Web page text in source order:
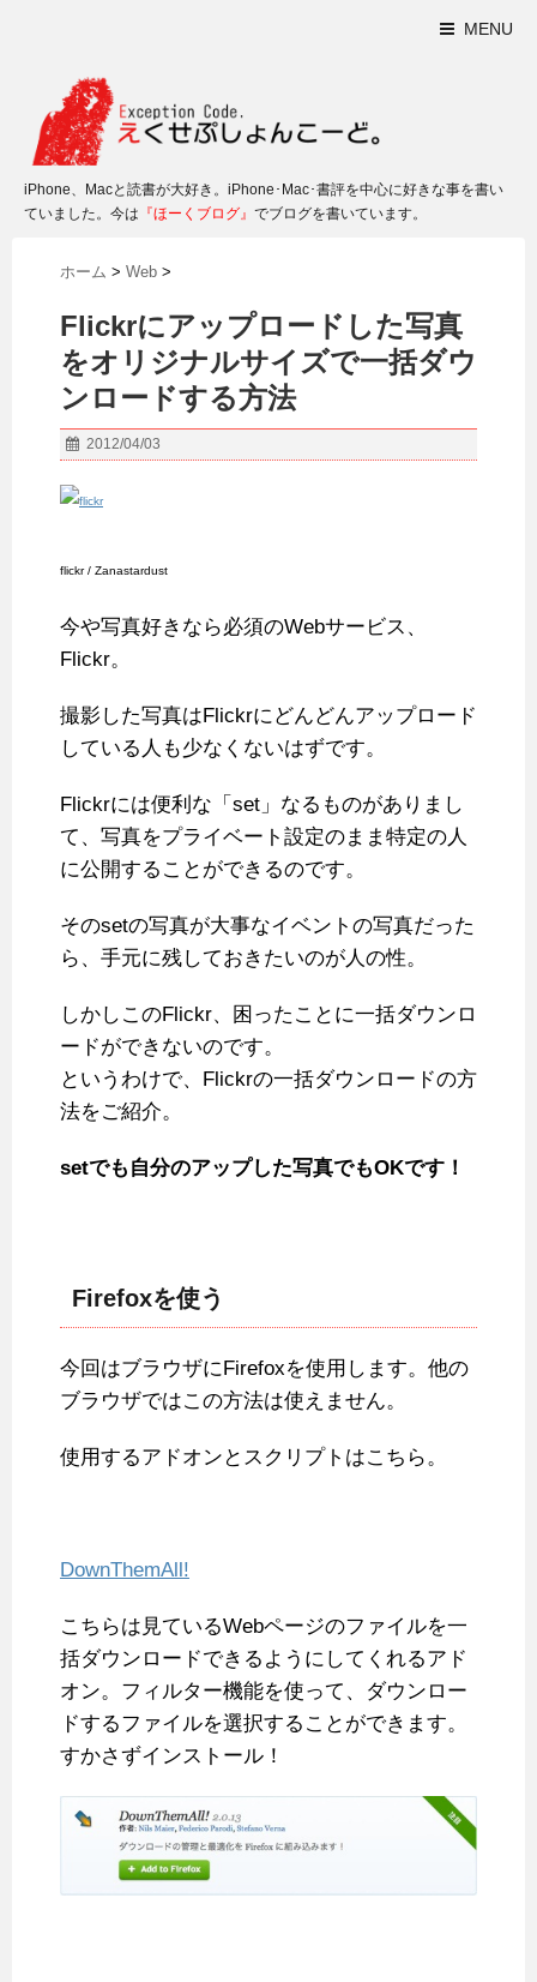
MENU
iPhone、Macと読書が大好き。iPhone･Mac･書評を中心に好きな事を書い
ていました。今は 『ほーくブログ』 でブログを書いています。
ホーム > Web >
Flickrにアップロードした写真
をオリジナルサイズで一括ダウ
ンロードする方法
2012/04/03
flickr / Zanastardust
今や写真好きなら必須のWebサービス、
Flickr。
撮影した写真はFlickrにどんどんアップロード
している人も少なくないはずです。
Flickrには便利な「set」なるものがありまし
て、写真をプライベート設定のまま特定の人
に公開することができるのです。
そのsetの写真が大事なイベントの写真だった
ら、手元に残しておきたいのが人の性。
しかしこのFlickr、困ったことに一括ダウンロ
ードができないのです。
というわけで、Flickrの一括ダウンロードの方
法をご紹介。
setでも自分のアップした写真でもOKです！
Firefoxを使う
今回はブラウザにFirefoxを使用します。他の
ブラウザではこの方法は使えません。
使用するアドオンとスクリプトはこちら。
DownThemAll!
こちらは見ているWebページのファイルを一
括ダウンロードできるようにしてくれるアド
オン。フィルター機能を使って、ダウンロー
ドするファイルを選択することができます。
すかさずインストール！